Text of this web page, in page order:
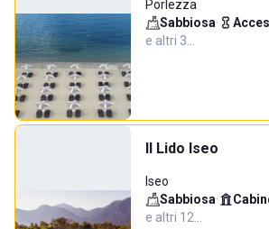
Porlezza
Sabbiosa·
e altri 3…
Il Lido Iseo
Iseo
Sabbiosa·
e altri 12…